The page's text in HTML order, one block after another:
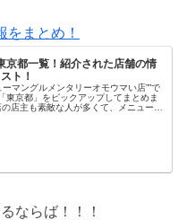
まとめ！
京都一覧！紹介された店舗の情
ト！
ーマングルメンタリーオモウマい店””で
東京都」をピックアップしてまとめま
店主も素敵な人が多くて、メニューは
ならば！！！